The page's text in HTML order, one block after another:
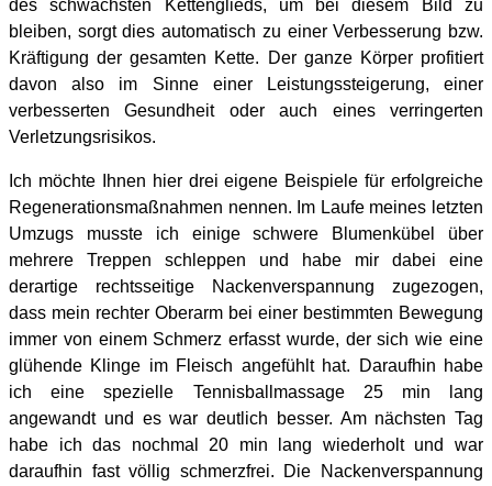
des schwächsten Kettenglieds, um bei diesem Bild zu
bleiben, sorgt dies automatisch zu einer Verbesserung bzw.
Kräftigung der gesamten Kette. Der ganze Körper profitiert
davon also im Sinne einer Leistungssteigerung, einer
verbesserten Gesundheit oder auch eines verringerten
Verletzungsrisikos.
Ich möchte Ihnen hier drei eigene Beispiele für erfolgreiche
Regenerationsmaßnahmen nennen. Im Laufe meines letzten
Umzugs musste ich einige schwere Blumenkübel über
mehrere Treppen schleppen und habe mir dabei eine
derartige rechtsseitige Nackenverspannung zugezogen,
dass mein rechter Oberarm bei einer bestimmten Bewegung
immer von einem Schmerz erfasst wurde, der sich wie eine
glühende Klinge im Fleisch angefühlt hat. Daraufhin habe
ich eine spezielle Tennisballmassage 25 min lang
angewandt und es war deutlich besser. Am nächsten Tag
habe ich das nochmal 20 min lang wiederholt und war
daraufhin fast völlig schmerzfrei. Die Nackenverspannung